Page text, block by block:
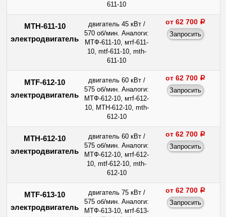
611-10
МТН-611-10
электродвигатель
двигатель 45 кВт /
570 об/мин. Аналоги:
МТФ-611-10, мтf-611-
10, mtf-611-10, mth-
611-10
от 62 700 a
MTF-612-10
электродвигатель
двигатель 60 кВт /
575 об/мин. Аналоги:
МТФ-612-10, мтf-612-
10, МТН-612-10, mth-
612-10
от 62 700 a
МТН-612-10
электродвигатель
двигатель 60 кВт /
575 об/мин. Аналоги:
МТФ-612-10, мтf-612-
10, mtf-612-10, mth-
612-10
от 62 700 a
MTF-613-10
электродвигатель
двигатель 75 кВт /
575 об/мин. Аналоги:
МТФ-613-10, мтf-613-
от 62 700 a